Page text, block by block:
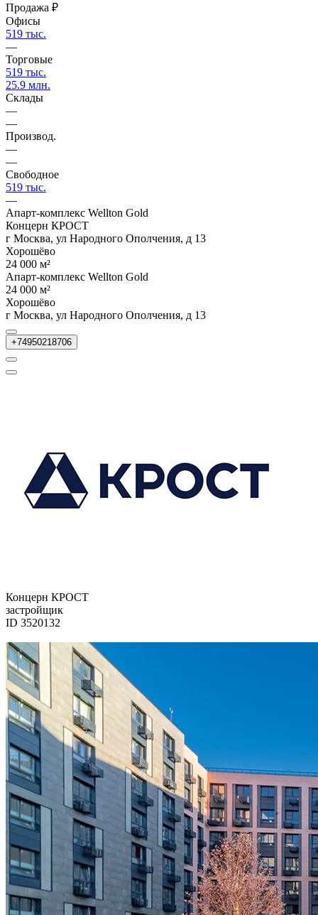
Продажа ₽
Офисы
519 тыс.
—
Торговые
519 тыс.
25.9 млн.
Склады
—
—
Производ.
—
—
Свободное
519 тыс.
—
Апарт-комплекс Wellton Gold
Концерн КРОСТ
г Москва, ул Народного Ополчения, д 13
Хорошёво
24 000 м²
Апарт-комплекс Wellton Gold
24 000 м²
Хорошёво
г Москва, ул Народного Ополчения, д 13
+74950218706
Концерн КРОСТ
застройщик
ID 3520132